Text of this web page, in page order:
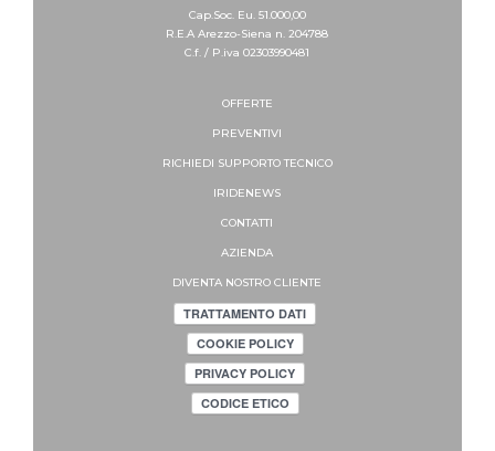
Cap.Soc. Eu. 51.000,00
R.E.A Arezzo-Siena n. 204788
C.f. / P.iva 02303990481
OFFERTE
PREVENTIVI
RICHIEDI SUPPORTOTECNICO
IRIDENEWS
CONTATTI
AZIENDA
DIVENTA NOSTRO CLIENTE